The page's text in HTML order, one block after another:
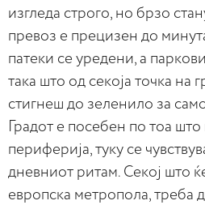
изгледа строго, но брзо
превоз е прецизен до
патеки се уредени, а
така што од секоја точка на
стигнеш до зеленило за
Градот е посебен по тоа
периферија, туку се
дневниот ритам. Секој што
европска метропола, треба